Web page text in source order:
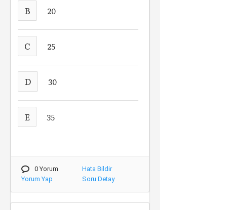
B 20
C 25
D 30
E 35
0 Yorum
Yorum Yap
Hata Bildir
Soru Detay